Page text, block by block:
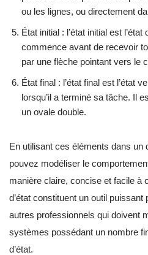
ou les lignes, ou directement
État initial : l’état initial est
commence avant de recevoir
par une flèche pointant vers le
État final : l’état final est l’état
lorsqu’il a terminé sa tâche. Il
un ovale double.
En utilisant ces éléments dans un
pouvez modéliser le
manière claire, concise et facile à
d’état constituent un outil
autres professionnels qui doivent
systèmes possédant un nombre
d’état.